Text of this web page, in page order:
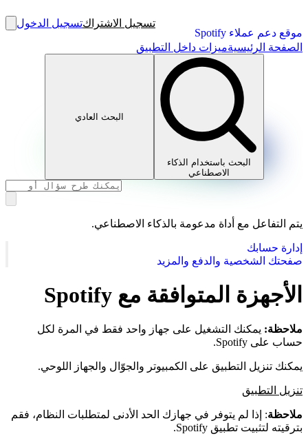
موقع دعم عملاء Spotify
تسجيل الاشتراكتسجيل الدخول
الصفحة الرئيسيةميزات داخل التطبيق
البحث باستخدام الذكاء
الاصطناعي
البحث العادي
يتم التفاعل مع أداة مدعومة بالذكاء الاصطناعي.
إدارة حسابك
صفحتك الشخصية والدفع والمزيد
الأجهزة المتوافقة مع Spotify
ملاحظة: يمكنك التشغيل على جهاز واحد فقط في المرة لكل
حساب على Spotify.
يمكنك تنزيل التطبيق على الكمبيوتر والجوّال والجهاز اللوحي.
تنزيل التطبيق
ملاحظة: إذا لم يتوفر في جهازك الحد الأدنى لمتطلبات النظام، فقم
بترقيته لتثبيت تطبيق Spotify.